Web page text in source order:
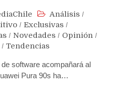
Análisis /
/ Exclusivas /
/ Novedades / Opinión /
/ Tendencias
software acompañará al
Pura 90s ha…